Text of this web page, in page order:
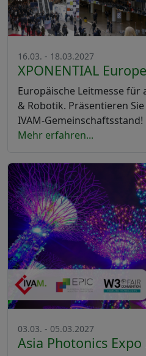
16.03. - 18.03.2027
XPONENTIAL
Europäische Leitmesse
& Robotik. Präsentieren
IVAM-Gemeinschaftsstand!
Mehr erfahren...
03.03. - 05.03.2027
Asia Photonics Expo